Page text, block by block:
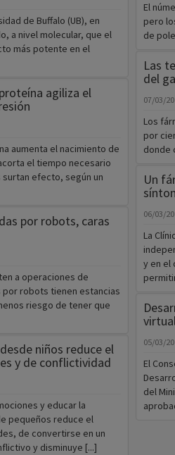
de Buffalo (UB), en
a nivel molecular, que el
más potente en el
agiliza el
aumenta el nacimiento de
el tiempo necesario
efecto, según un
por robots, caras
a operaciones de
robots tienen estancias
riesgo de tener que
niños reduce el
y de conflictividad
y educar la
pequeños reduce el
de convertirse en un
y disminuye [...]
El
pero
de
Las
del
07/03/
Los
por
donde
Un
06/03/
La
y en el
05/03/
El
del